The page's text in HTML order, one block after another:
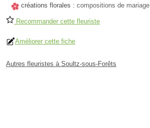
créations florales : compositions de mariage
Recommander cette fleuriste
Améliorer cette fiche
Autres fleuristes à Soultz-sous-Forêts